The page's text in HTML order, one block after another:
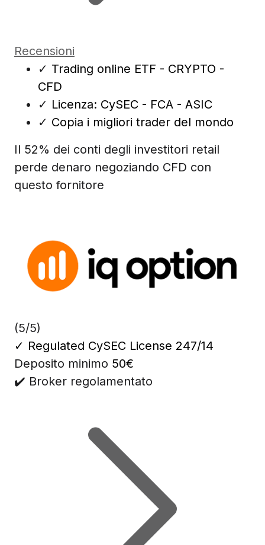
Recensioni
✓ Trading online ETF - CRYPTO -
CFD
✓ Licenza: CySEC - FCA - ASIC
✓ Copia i migliori trader del mondo
Il 52% dei conti degli investitori retail
perde denaro negoziando CFD con
questo fornitore
(5/5)
✓ Regulated CySEC License 247/14
Deposito minimo 50€
✔️ Broker regolamentato